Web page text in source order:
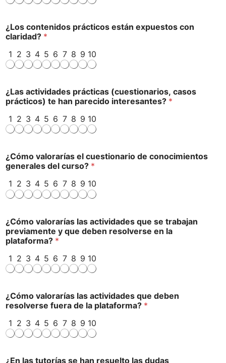
¿Los contenidos prácticos están expuestos con
claridad? *
1 2 3 4 5 6 7 8 9 10
¿Las actividades prácticas (cuestionarios, casos
prácticos) te han parecido interesantes? *
1 2 3 4 5 6 7 8 9 10
¿Cómo valorarías el cuestionario de conocimientos
generales del curso? *
1 2 3 4 5 6 7 8 9 10
¿Cómo valorarías las actividades que se trabajan
previamente y que deben resolverse en la
plataforma? *
1 2 3 4 5 6 7 8 9 10
¿Cómo valorarías las actividades que deben
resolverse fuera de la plataforma? *
1 2 3 4 5 6 7 8 9 10
¿En las tutorías se han resuelto las dudas